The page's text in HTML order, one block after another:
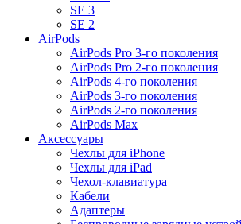
SE 3
SE 2
AirPods
AirPods Pro 3-го поколения
AirPods Pro 2-го поколения
AirPods 4-го поколения
AirPods 3-го поколения
AirPods 2-го поколения
AirPods Max
Аксессуары
Чехлы для iPhone
Чехлы для iPad
Чехол-клавиатура
Кабели
Адаптеры